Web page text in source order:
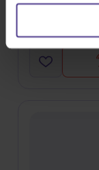
2CD
Nedostupné